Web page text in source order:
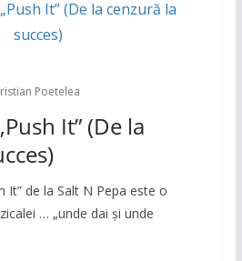
Poetelea
It” (De la
It” de la Salt N Pepa este o
… „unde dai şi unde